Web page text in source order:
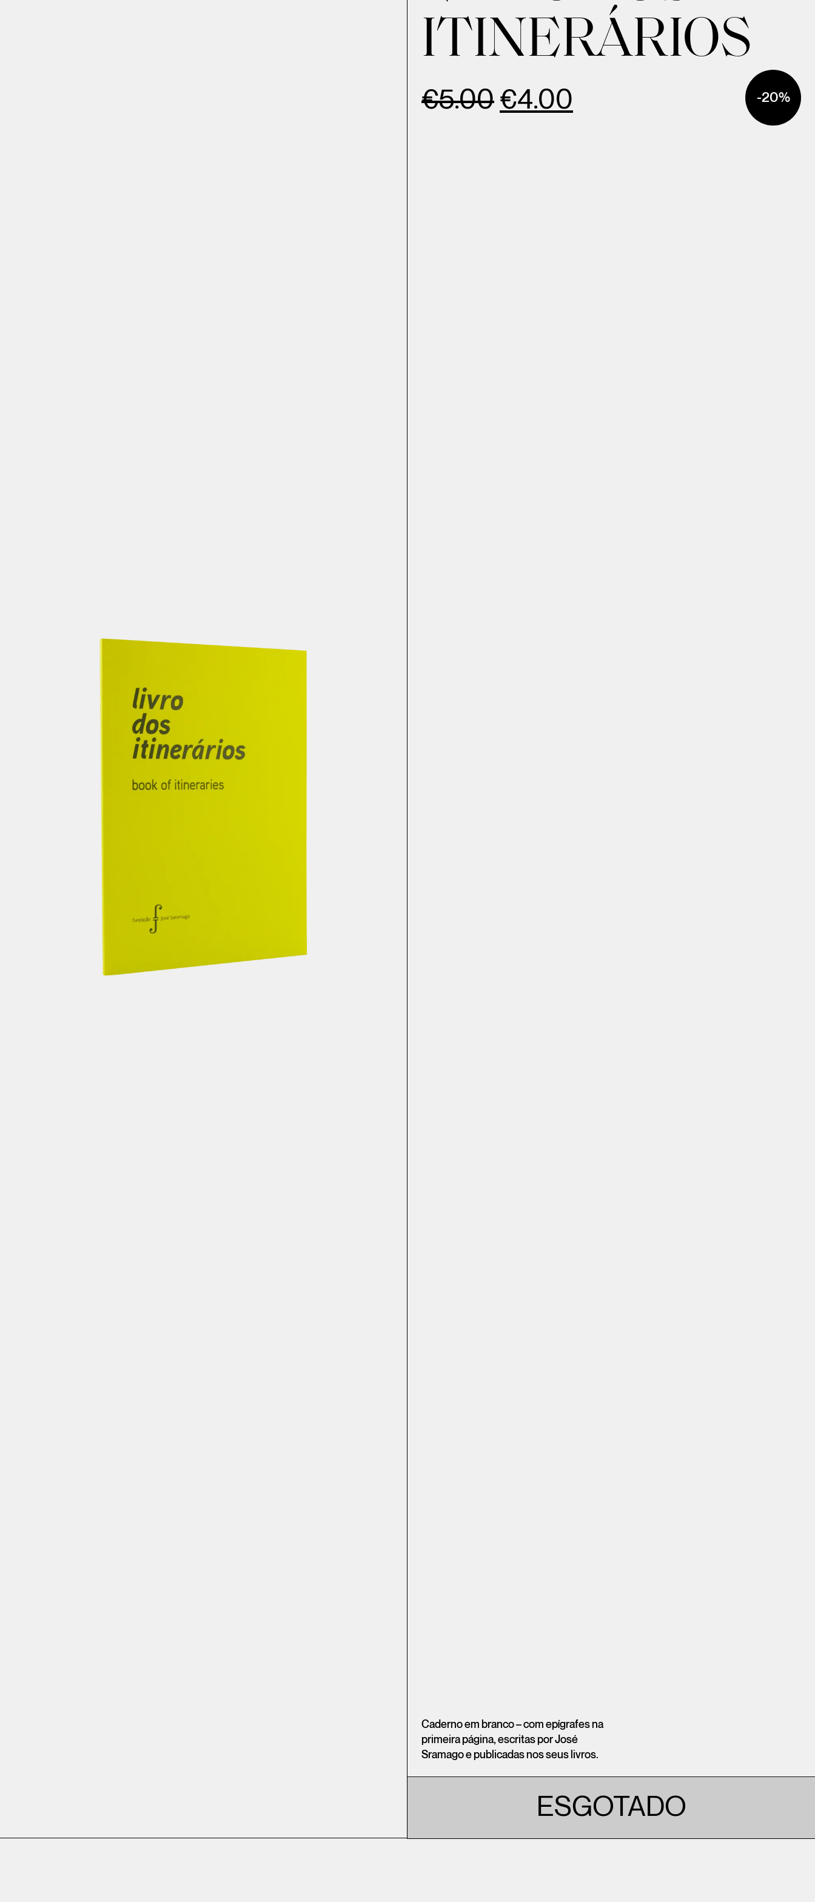
ITINERÁRIOS
-20%
€5.00 €4.00
Caderno em branco – com epígrafes na
primeira página, escritas por José
Sramago e publicadas nos seus livros.
ESGOTADO